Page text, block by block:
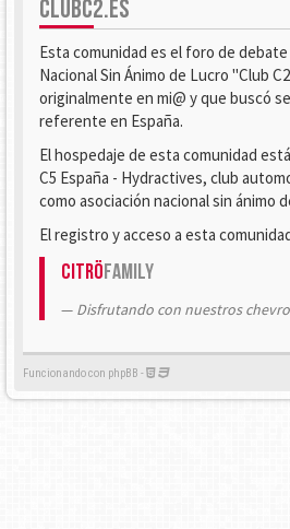
CLUBC2.ES
Esta comunidad es el foro de debate
Nacional Sin Ánimo de Lucro "Club
originalmente en mi@ y que buscó
referente en España.
El hospedaje de esta comunidad
C5 España - Hydractives, club
como asociación nacional sin ánimo
El registro y acceso a esta
CitröFamily
Disfrutando con nuestros
Funcionando con phpBB -